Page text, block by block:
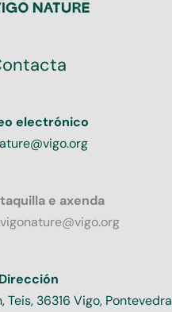
electrónico
e axenda
Dirección
Teis, 36316 Vigo, Pontevedra